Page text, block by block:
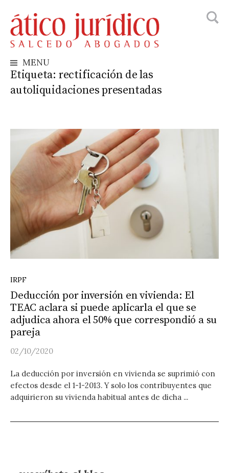
to
content
MENU
Etiqueta: rectificación de las
autoliquidaciones presentadas
IRPF
Deducción por inversión en vivienda: El
TEAC aclara si puede aplicarla el que se
adjudica ahora el 50% que correspondió a su
pareja
02/10/2020
La deducción por inversión en vivienda se suprimió con
efectos desde el 1-1-2013. Y solo los contribuyentes que
adquirieron su vivienda habitual antes de dicha ...